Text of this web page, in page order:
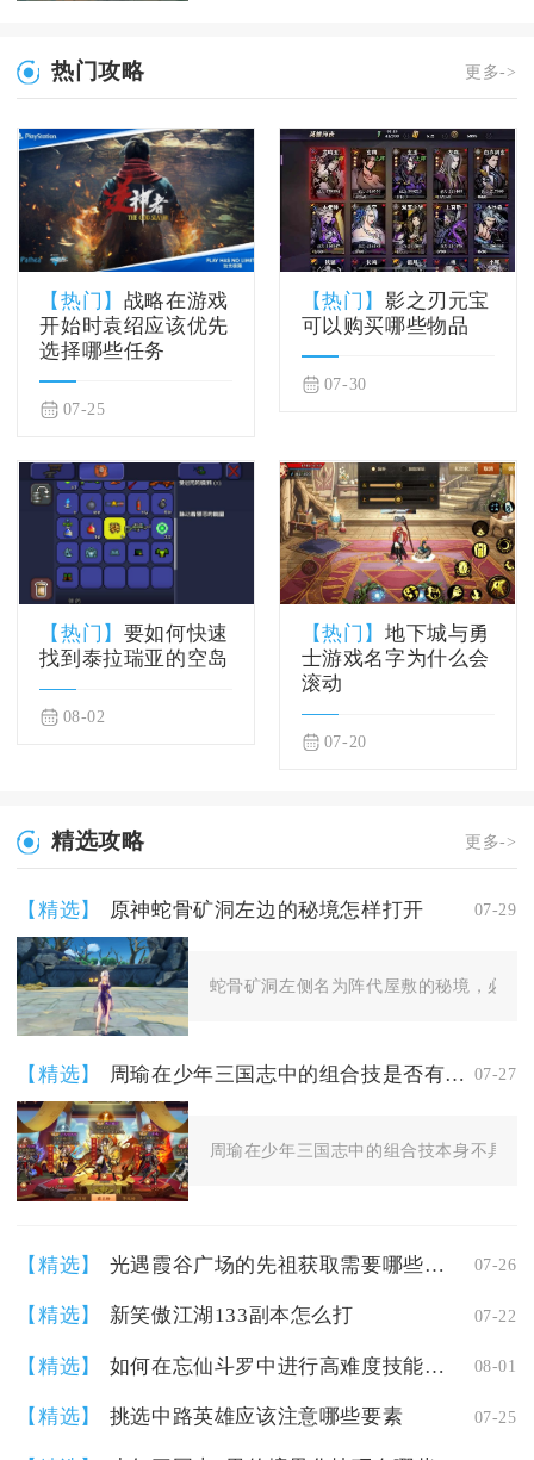
热门攻略 更多->
【热门】 战略在游戏
开始时袁绍应该优先
选择哪些任务
07-25
【热门】影之刃元宝
可以购买哪些物品
07-30
【热门】 要如何快速
找到泰拉瑞亚的空岛
08-02
【热门】地下城与勇
士游戏名字为什么会
滚动
07-20
精选攻略 更多->
【精选】 原神蛇骨矿洞左边的秘境怎样打开 07-29
蛇骨矿洞左侧名为阵代屋敷的秘境，必须
【精选】 周瑜在少年三国志中的组合技是否有连击效果 07-27
周瑜在少年三国志中的组合技本身不具备
【精选】 光遇霞谷广场的先祖获取需要哪些条件 07-26
【精选】 新笑傲江湖133副本怎么打 07-22
【精选】 如何在忘仙斗罗中进行高难度技能连招 08-01
【精选】 挑选中路英雄应该注意哪些要素 07-25